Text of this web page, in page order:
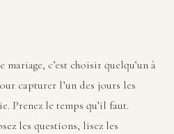
c’est choisir quelqu’un à
capturer l’un des jours les
Prenez le temps qu’il faut.
les questions, lisez les